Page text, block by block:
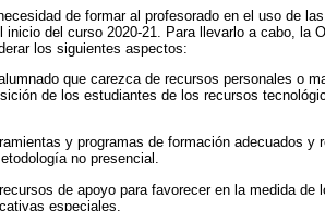
de formar al profesorado en el uso de
inicio del curso 2020-21. Para llevarlo a cabo, la
los siguientes aspectos:
que carezca de recursos personales o
de los estudiantes de los recursos
y programas de formación adecuados
no presencial.
de apoyo para favorecer en la medida
especiales.